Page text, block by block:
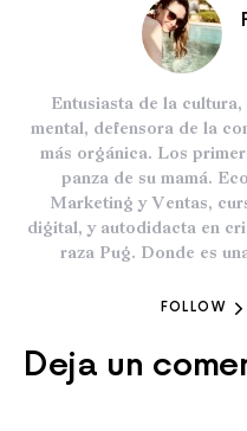
Entusiasta de la
mental, defensora de la
más orgánica. Los
panza de su mamá.
Marketing y Ventas,
digital, y autodidacta en
raza Pug. Donde es
FOLLOW
Deja un